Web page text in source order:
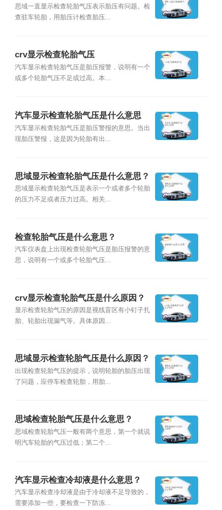
思域一直显示检查轮胎气压表示胎压有问题。检
查驻车轮胎，用胎压计检查胎压...
crv显示检查轮胎气压
汽车显示检查轮胎气压是胎压报警，说明有一个
或多个轮胎气压不足或过高。本...
汽车显示检查轮胎气压是什么意思
汽车显示检查轮胎气压是胎压警报的意思。当出
现胎压警报，这是因为轮胎有出...
思域显示检查轮胎气压是什么意思？
思域显示检查轮胎气压是表示一个或者多个轮胎
的压力不足或者压力过高。相关...
检查轮胎气压是什么意思？
汽车仪表盘上出现检查轮胎气压是胎压报警的意
思，说明有一个或多个轮胎气压...
crv显示检查轮胎气压是什么原因？
显示检查轮胎气压的原因是视线盲区有小钉子扎
胎、轮胎出现漏气等。具体原因...
思域显示检查轮胎气压是什么原因？
出现检查轮胎气压的提示，说明轮胎的胎压出现
了问题，应停车检查轮胎，用胎...
思域检查轮胎气压是什么意思？
思域检查轮胎气压一般有两个意思，第一个就说
明汽车轮胎的气压过低；第二个...
汽车显示检查冷却液是什么意思？
汽车显示检查冷却液是由于冷却液不足导致的，
需要添加一些，要检查一下防冻...